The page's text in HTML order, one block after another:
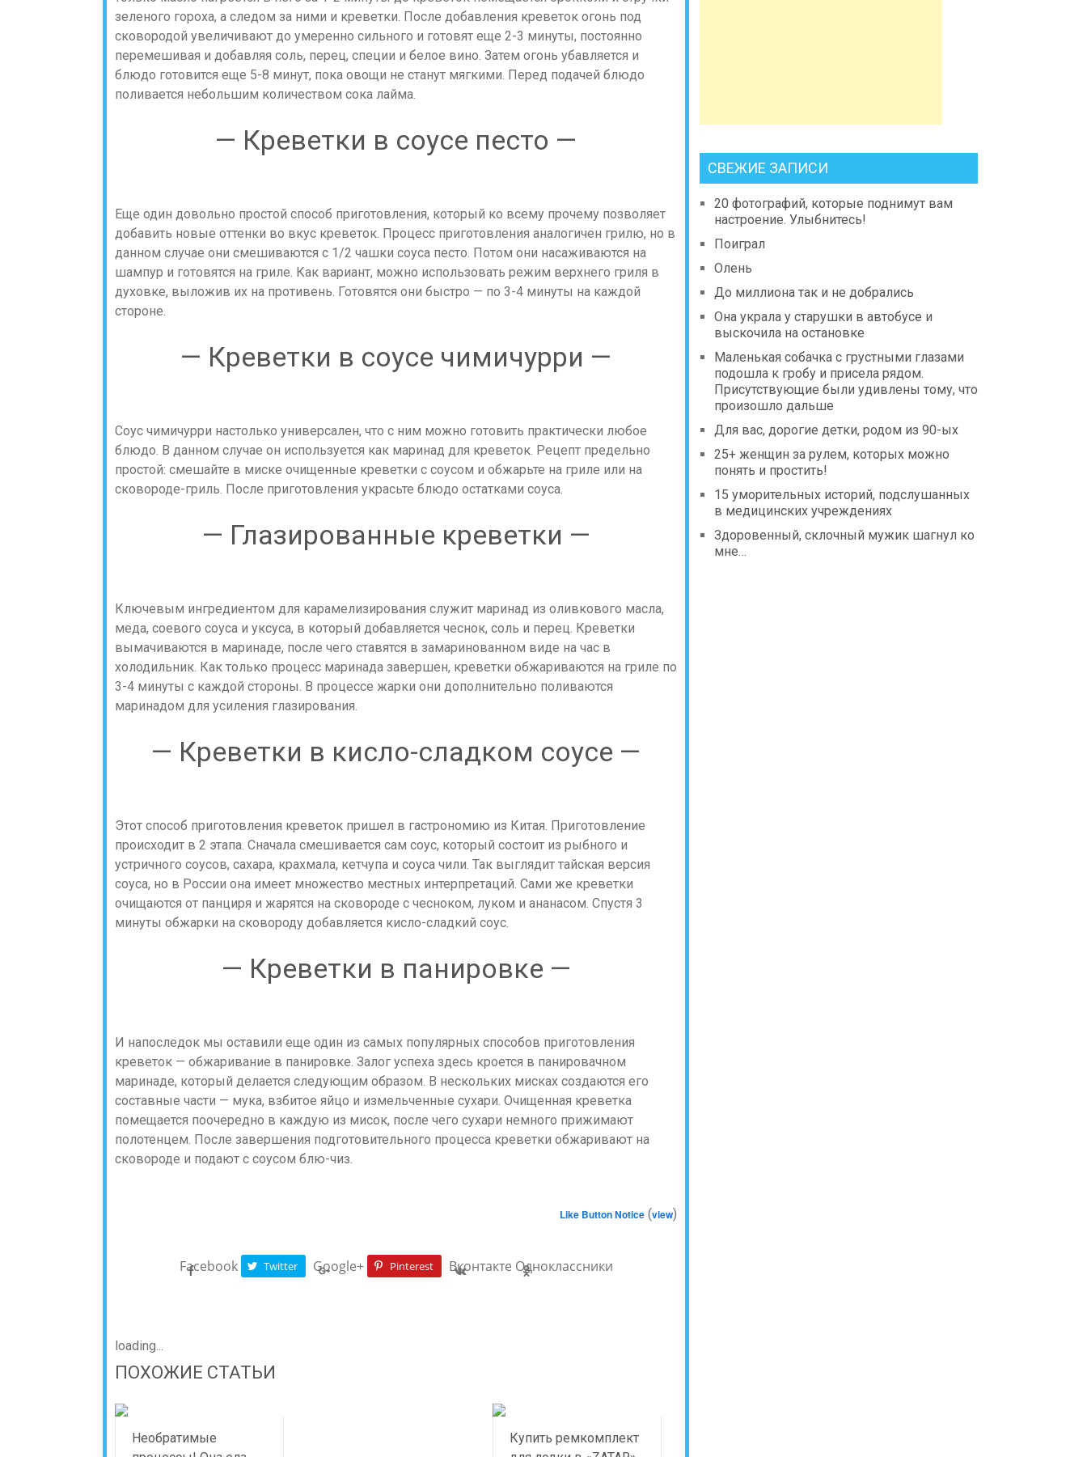
зеленого гороха, а следом за ними и креветки. После добавления креветок огонь под
сковородой увеличивают до умеренно сильного и готовят еще 2-3 минуты, постоянно
перемешивая и добавляя соль, перец, специи и белое вино. Затем огонь убавляется и
блюдо готовится еще 5-8 минут, пока овощи не станут мягкими. Перед подачей блюдо
поливается небольшим количеством сока лайма.
— Креветки в соусе песто —
Еще один довольно простой способ приготовления, который ко всему прочему позволяет
добавить новые оттенки во вкус креветок. Процесс приготовления аналогичен грилю, но в
данном случае они смешиваются с 1/2 чашки соуса песто. Потом они насаживаются на
шампур и готовятся на гриле. Как вариант, можно использовать режим верхнего гриля в
духовке, выложив их на противень. Готовятся они быстро — по 3-4 минуты на каждой
стороне.
— Креветки в соусе чимичурри —
Соус чимичурри настолько универсален, что с ним можно готовить практически любое
блюдо. В данном случае он используется как маринад для креветок. Рецепт предельно
простой: смешайте в миске очищенные креветки с соусом и обжарьте на гриле или на
сковороде-гриль. После приготовления украсьте блюдо остатками соуса.
— Глазированные креветки —
Ключевым ингредиентом для карамелизирования служит маринад из оливкового масла,
меда, соевого соуса и уксуса, в который добавляется чеснок, соль и перец. Креветки
вымачиваются в маринаде, после чего ставятся в замаринованном виде на час в
холодильник. Как только процесс маринада завершен, креветки обжариваются на гриле по
3-4 минуты с каждой стороны. В процессе жарки они дополнительно поливаются
маринадом для усиления глазирования.
— Креветки в кисло-сладком соусе —
Этот способ приготовления креветок пришел в гастрономию из Китая. Приготовление
происходит в 2 этапа. Сначала смешивается сам соус, который состоит из рыбного и
устричного соусов, сахара, крахмала, кетчупа и соуса чили. Так выглядит тайская версия
соуса, но в России она имеет множество местных интерпретаций. Сами же креветки
очищаются от панциря и жарятся на сковороде с чесноком, луком и ананасом. Спустя 3
минуты обжарки на сковороду добавляется кисло-сладкий соус.
— Креветки в панировке —
И напоследок мы оставили еще один из самых популярных способов приготовления
креветок — обжаривание в панировке. Залог успеха здесь кроется в панировачном
маринаде, который делается следующим образом. В нескольких мисках создаются его
составные части — мука, взбитое яйцо и измельченные сухари. Очищенная креветка
помещается поочередно в каждую из мисок, после чего сухари немного прижимают
полотенцем. После завершения подготовительного процесса креветки обжаривают на
сковороде и подают с соусом блю-чиз.
Like Button Notice (view)
Facebook Twitter Google+ Pinterest Вконтакте Одноклассники
loading...
ПОХОЖИЕ СТАТЬИ
Необратимые
Купить ремкомплект
СВЕЖИЕ ЗАПИСИ
20 фотографий, которые поднимут вам
настроение. Улыбнитесь!
Поиграл
Олень
До миллиона так и не добрались
Она украла у старушки в автобусе и
выскочила на остановке
Маленькая собачка с грустными глазами
подошла к гробу и присела рядом.
Присутствующие были удивлены тому, что
произошло дальше
Для вас, дорогие детки, родом из 90-ых
25+ женщин за рулем, которых можно
понять и простить!
15 уморительных историй, подслушанных
в медицинских учреждениях
Здоровенный, склочный мужик шагнул ко
мне…